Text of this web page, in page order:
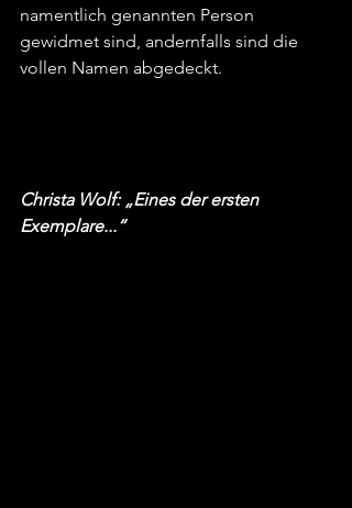
namentlich genannten Person
gewidmet sind, andernfalls sind die
vollen Namen abgedeckt.
Christa Wolf: „Eines der ersten
Exemplare...“